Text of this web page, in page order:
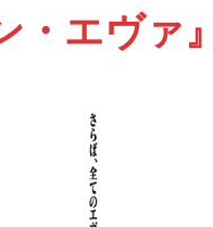
・エヴァ